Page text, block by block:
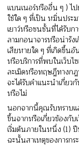
แบนเนอร์หรืออื่น ๆ ) ไ
ใช้ใด ๆ ที่เป็น หมิ่นปร
เยาว์หรือชนชั้นที่ได้รับก
ลามกอนาจารหรือน่ารั
เสียหายใด ๆ ที่เกิดขึ้นอั
หรือบริการที่พบในเว็บ
ละเมิดหรือทฤษฎีทางก
จะได้รับคําแนะนําเกี่ยว
หรือไม่
นอกจากนี้คุณรับทราบแ
ขึ้นจากหรือเกี่ยวข้องกั
เริ่มต้นภายในหนึ่ง (1)
ฉะนั้นสาเหตุของการกร